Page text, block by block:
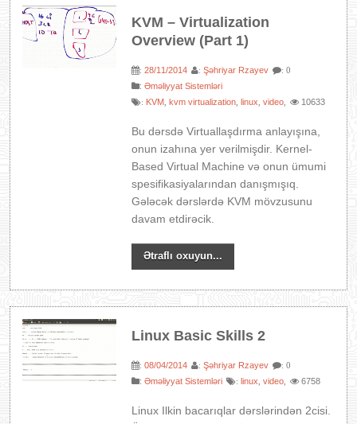
KVM – Virtualization
Overview (Part 1)
:28/11/2014 :Şəhriyar Rzayev : 0
:Əməliyyat Sistemləri
: KVM kvm virtualization linux ,video 10633
Bu dərsdə Virtuallaşdırma anlayışına,
onun izahına yer verilmişdir. Kernel-
Based Virtual Machine və onun ümumi
spesifikasiyalarından danışmışıq.
Gələcək dərslərdə KVM mövzusunu
davam etdirəcik.
Ətraflı oxuyun...
Linux Basic Skills 2
:08/04/2014 :Şəhriyar Rzayev : 0
:Əməliyyat Sistemləri : linux ,video 6758
Linux Ilkin bacarıqlar dərslərindən 2cisi.